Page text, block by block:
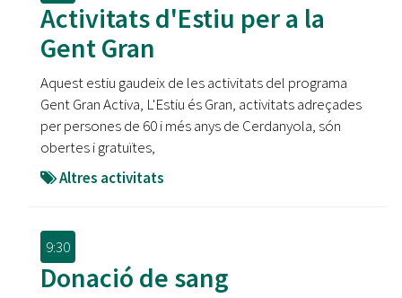
Activitats d'Estiu per a la
Gent Gran
Aquest estiu gaudeix de les activitats del programa
Gent Gran Activa, L'Estiu és Gran, activitats adreçades
per persones de 60 i més anys de Cerdanyola, són
obertes i gratuïtes,
Altres activitats
9:30
Donació de sang